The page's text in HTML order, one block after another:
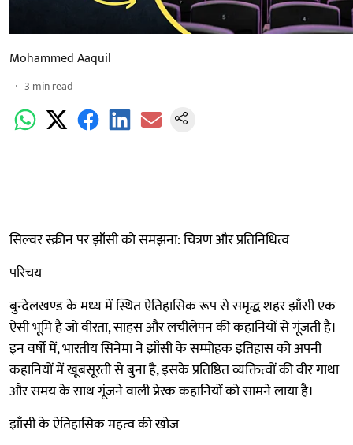
Mohammed Aaquil
3 min read
सिल्वर स्क्रीन पर झाँसी को समझना: चित्रण और प्रतिनिधित्व
परिचय
बुन्देलखण्ड के मध्य में स्थित ऐतिहासिक रूप से समृद्ध शहर झाँसी एक
ऐसी भूमि है जो वीरता, साहस और लचीलेपन की कहानियों से गूंजती है।
इन वर्षों में, भारतीय सिनेमा ने झाँसी के सम्मोहक इतिहास को अपनी
कहानियों में खूबसूरती से बुना है, इसके प्रतिष्ठित व्यक्तित्वों की वीर गाथा
और समय के साथ गूंजने वाली प्रेरक कहानियों को सामने लाया है।
झाँसी के ऐतिहासिक महत्व की खोज